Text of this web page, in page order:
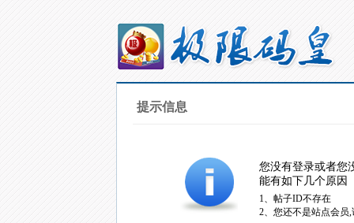
提示信息
您没有登录或者您
能有如下几个原因
1、帖子ID不存在
2、您还不是站点会员